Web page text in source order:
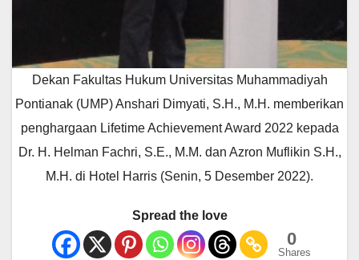
Dekan Fakultas Hukum Universitas Muhammadiyah
Pontianak (UMP) Anshari Dimyati, S.H., M.H. memberikan
penghargaan Lifetime Achievement Award 2022 kepada
Dr. H. Helman Fachri, S.E., M.M. dan Azron Muflikin S.H.,
M.H. di Hotel Harris (Senin, 5 Desember 2022).
Spread the love
0
Shares